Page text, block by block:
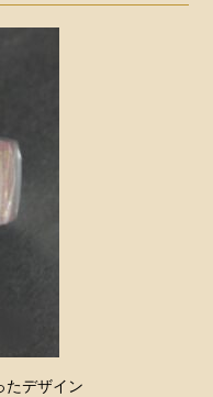
たデザイン